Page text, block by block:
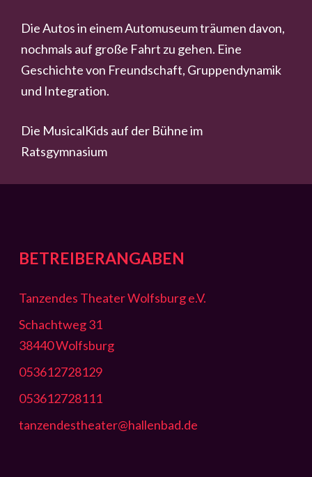
Die Autos in einem Automuseum träumen davon,
nochmals auf große Fahrt zu gehen. Eine
Geschichte von Freundschaft, Gruppendynamik
und Integration.
Die MusicalKids auf der Bühne im
Ratsgymnasium
BETREIBERANGABEN
Tanzendes Theater Wolfsburg e.V.
Schachtweg 31
38440 Wolfsburg
053612728129
053612728111
tanzendestheater@hallenbad.de